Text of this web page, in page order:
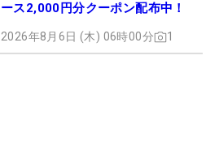
ース2,000円分クーポン配布中！
2026年8月6日 (木) 06時00分 1